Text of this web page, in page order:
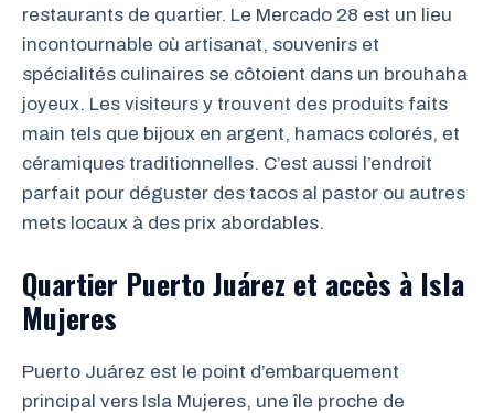
restaurants de quartier. Le Mercado 28 est un lieu
incontournable où artisanat, souvenirs et
spécialités culinaires se côtoient dans un brouhaha
joyeux. Les visiteurs y trouvent des produits faits
main tels que bijoux en argent, hamacs colorés, et
céramiques traditionnelles. C’est aussi l’endroit
parfait pour déguster des tacos al pastor ou autres
mets locaux à des prix abordables.
Quartier Puerto Juárez et accès à Isla
Mujeres
Puerto Juárez est le point d’embarquement
principal vers Isla Mujeres, une île proche de